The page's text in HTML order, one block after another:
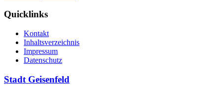
Quicklinks
Kontakt
Inhaltsverzeichnis
Impressum
Datenschutz
Stadt Geisenfeld